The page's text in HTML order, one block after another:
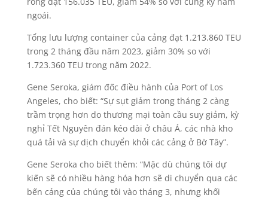
ngoái.
Tổng lưu lượng container của cảng đạt 1.213.860 TEU
trong 2 tháng đầu năm 2023, giảm 30% so với
1.723.360 TEU trong năm 2022.
Gene Seroka, giám đốc điều hành của Port of Los
Angeles, cho biết: “Sự sụt giảm trong tháng 2 càng
trầm trọng hơn do thương mại toàn cầu suy giảm, kỳ
nghỉ Tết Nguyên đán kéo dài ở châu Á, các nhà kho
quá tải và sự dịch chuyển khỏi các cảng ở Bờ Tây”.
Gene Seroka cho biết thêm: “Mặc dù chúng tôi dự
kiến ​​sẽ có nhiều hàng hóa hơn sẽ di chuyển qua các
bến cảng của chúng tôi vào tháng 3, nhưng khối